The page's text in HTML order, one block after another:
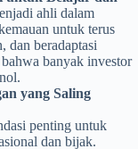
ahli dalam
untuk terus
dan beradaptasi
banyak investor
yang Saling
penting untuk
dan bijak.